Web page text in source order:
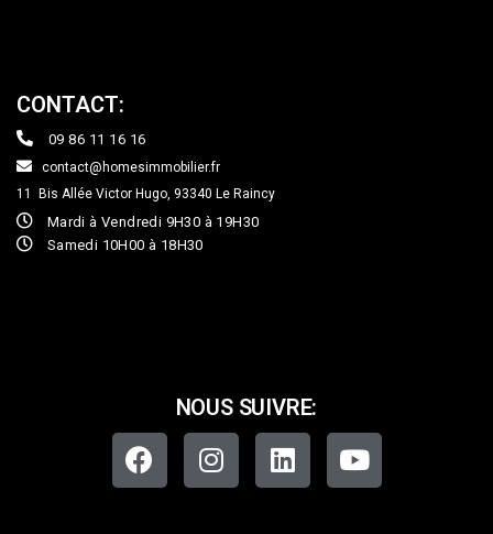
CONTACT:
09 86 11 16 16
contact@homesimmobilier.fr
11 Bis Allée Victor Hugo, 93340 Le Raincy
Mardi à Vendredi 9H30 à 19H30
Samedi 10H00 à 18H30
NOUS SUIVRE: